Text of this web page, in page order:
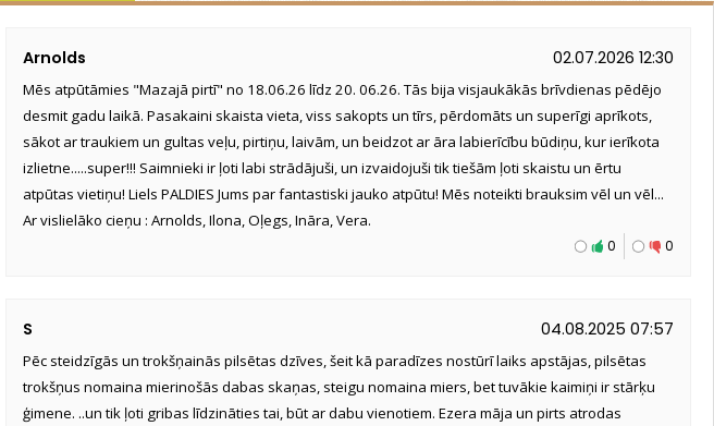
Arnolds 02.07.2026 12:30
Mēs atpūtāmies "Mazajā pirtī" no 18.06.26 līdz 20. 06.26. Tās bija visjaukākās brīvdienas pēdējo
desmit gadu laikā. Pasakaini skaista vieta, viss sakopts un tīrs, pērdomāts un superīgi aprīkots,
sākot ar traukiem un gultas veļu, pirtiņu, laivām, un beidzot ar āra labierīcību būdiņu, kur ierīkota
izlietne.....super!!! Saimnieki ir ļoti labi strādājuši, un izvaidojuši tik tiešām ļoti skaistu un ērtu
atpūtas vietiņu! Liels PALDIES Jums par fantastiski jauko atpūtu! Mēs noteikti brauksim vēl un vēl...
Ar vislielāko cieņu : Arnolds, Ilona, Oļegs, Ināra, Vera.
0
0
S 04.08.2025 07:57
Pēc steidzīgās un trokšņainās pilsētas dzīves, šeit kā paradīzes nostūrī laiks apstājas, pilsētas
trokšņus nomaina mierinošās dabas skaņas, steigu nomaina miers, bet tuvākie kaimiņi ir stārķu
ģimene. ..un tik ļoti gribas līdzināties tai, būt ar dabu vienotiem. Ezera māja un pirts atrodas